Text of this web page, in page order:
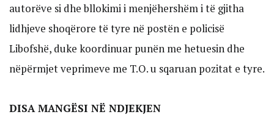
autorëve si dhe bllokimi i menjëhershëm i të gjitha
lidhjeve shoqërore të tyre në postën e policisë
Libofshë, duke koordinuar punën me hetuesin dhe
nëpërmjet veprimeve me T.O. u sqaruan pozitat e tyre.
DISA MANGËSI NË NDJEKJEN